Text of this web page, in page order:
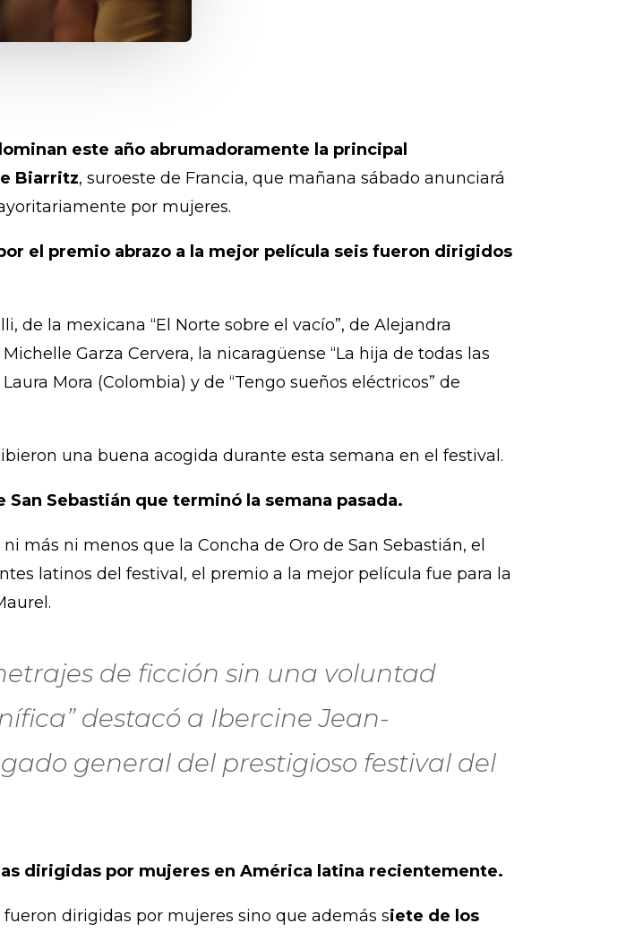
este año abrumadoramente la principal
Biarritz, suroeste de Francia, que mañana sábado anunciará
por mujeres.
el premio abrazo a la mejor película seis fueron dirigidos
de la mexicana “El Norte sobre el vacío”, de Alejandra
Garza Cervera, la nicaragüense “La hija de todas las
Mora (Colombia) y de “Tengo sueños eléctricos” de
una buena acogida durante esta semana en el festival.
Sebastián que terminó la semana pasada.
más ni menos que la Concha de Oro de San Sebastián, el
latinos del festival, el premio a la mejor película fue para la
de ficción sin una voluntad
destacó a Ibercine Jean-
general del prestigioso festival del
dirigidas por mujeres en América latina recientemente.
dirigidas por mujeres sino que además siete de los